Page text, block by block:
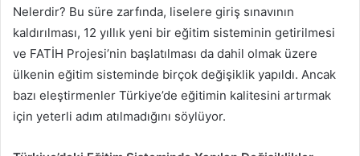
Nelerdir? Bu süre zarfında, liselere giriş sınavının
kaldırılması, 12 yıllık yeni bir eğitim sisteminin getirilmesi
ve FATİH Projesi’nin başlatılması da dahil olmak üzere
ülkenin eğitim sisteminde birçok değişiklik yapıldı. Ancak
bazı eleştirmenler Türkiye’de eğitimin kalitesini artırmak
için yeterli adım atılmadığını söylüyor.